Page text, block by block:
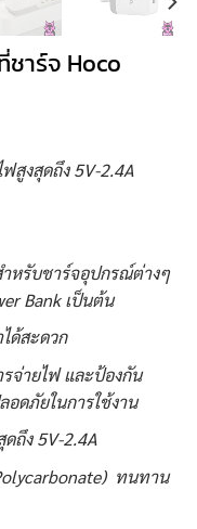
าร์จ Hoco
สูงสุดถึง 5V-2.4A
หรับชาร์จอุปกรณ์ต่างๆ
Bank เป็นต้น
ด้สะดวก
จ่ายไฟ และป้องกัน
อดภัยในการใช้งาน
ดถึง 5V-2.4A
ทนทาน